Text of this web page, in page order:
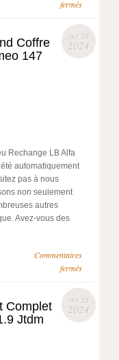
fermés
oct 28
2024
Coffre
147
Rechange LB Alfa
automatiquement
pas à nous
non seulement
autres
Avez-vous des
Commentaires
fermés
oct 23
2024
Complet
Jtdm